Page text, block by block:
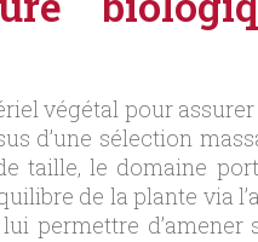
végétal pour
d’une sélection
taille, le domaine
de la plante via
permettre d’amener